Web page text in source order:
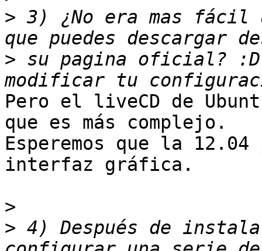
> 3) ¿No era mas fácil
> su pagina oficial?
Pero el liveCD de
que es más complejo.
Esperemos que la
interfaz gráfica.
>
> 4) Después de